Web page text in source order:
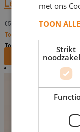
Leeuwenpaar PL
€569,00
Toevoegen aan verlanglijst
Toevoegen aan verlanglijst
Bekijk dit
met ons
TOON
Strikt